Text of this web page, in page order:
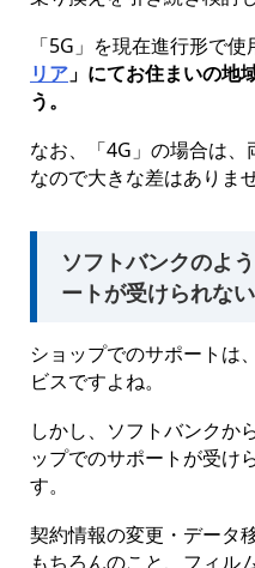
「5G」を現在進行形で使
リア 」にてお住まいの地
う。
なお、「4G」の場合は
なので大きな差はありませ
ソフトバンクのよ
ートが受けられない
ショップでのサポートは
ビスですよね。
しかし、ソフトバンクか
ップでのサポートが受け
す。
契約情報の変更・データ
もちろんのこと、フィル